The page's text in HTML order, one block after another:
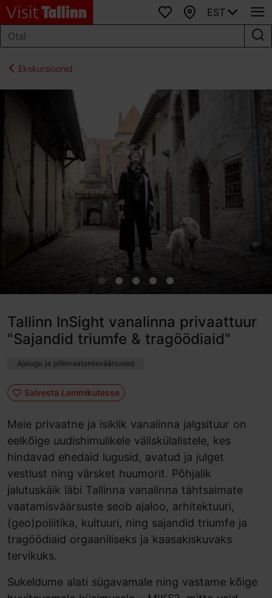
Lemmikud
Kaart
EST
Ekskursioonid
Tallinn InSight vanalinna privaattuur
"Sajandid triumfe & tragöödiaid"
Ajalugu ja põhivaatamisväärsused
Salvesta Lemmikutesse
Meie privaatne ja isiklik vanalinna jalgsituur on
eelkõige uudishimulikele väliskülalistele, kes
hindavad ehedaid lugusid, avatud ja julget
vestlust ning värsket huumorit. Põhjalik
jalutuskäik läbi Tallinna vanalinna tähtsaimate
vaatamisväärsuste seob ajaloo, arhitektuuri,
(geo)poliitika, kultuuri, ning sajandid triumfe ja
tragöödiaid orgaaniliseks ja kaasakiskuvaks
tervikuks.
Sukeldume alati sügavamale ning vastame kõige